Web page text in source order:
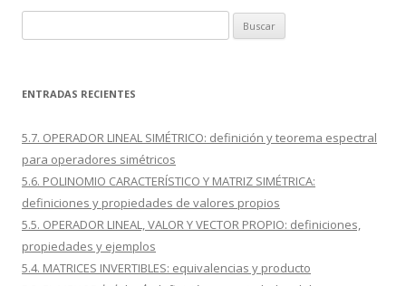
ENTRADAS RECIENTES
5.7. OPERADOR LINEAL SIMÉTRICO: definición y teorema espectral
para operadores simétricos
5.6. POLINOMIO CARACTERÍSTICO Y MATRIZ SIMÉTRICA:
definiciones y propiedades de valores propios
5.5. OPERADOR LINEAL, VALOR Y VECTOR PROPIO: definiciones,
propiedades y ejemplos
5.4. MATRICES INVERTIBLES: equivalencias y producto
i,j A